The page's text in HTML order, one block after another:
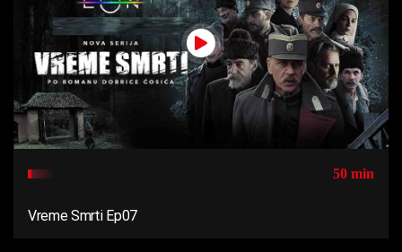
50 min
Vreme Smrti Ep07